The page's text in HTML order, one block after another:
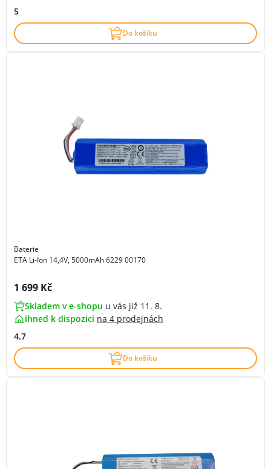
5
Do košíku
Baterie
ETA Li-Ion 14,4V, 5000mAh 6229 00170
Cena s DPH:
1 699 Kč
Skladem v e-shopu u vás již 11. 8.
ihned k dispozici na 4 prodejnách
4.7
Do košíku